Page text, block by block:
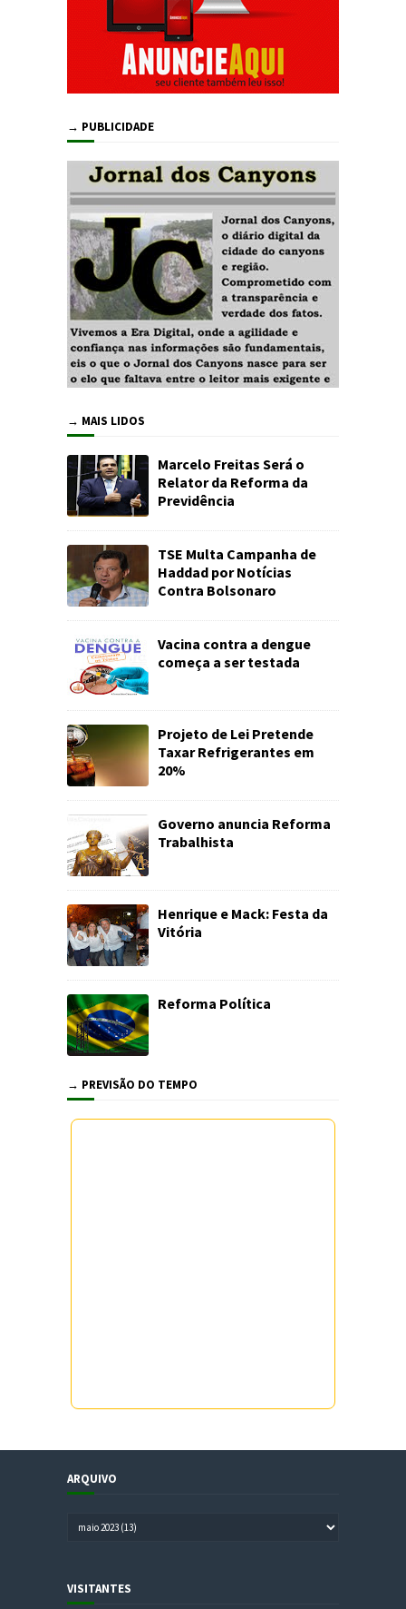
→ PUBLICIDADE
→ MAIS LIDOS
Marcelo Freitas Será o
Relator da Reforma da
Previdência
TSE Multa Campanha de
Haddad por Notícias
Contra Bolsonaro
Vacina contra a dengue
começa a ser testada
Projeto de Lei Pretende
Taxar Refrigerantes em
20%
Governo anuncia Reforma
Trabalhista
Henrique e Mack: Festa da
Vitória
Reforma Política
→ PREVISÃO DO TEMPO
ARQUIVO
VISITANTES